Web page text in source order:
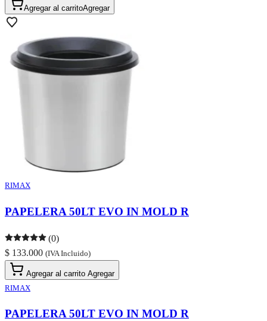
Agregar al carritoAgregar
RIMAX
PAPELERA 50LT EVO IN MOLD R
(0)
$ 133.000 (IVA Incluido)
Agregar al carrito Agregar
RIMAX
PAPELERA 50LT EVO IN MOLD R